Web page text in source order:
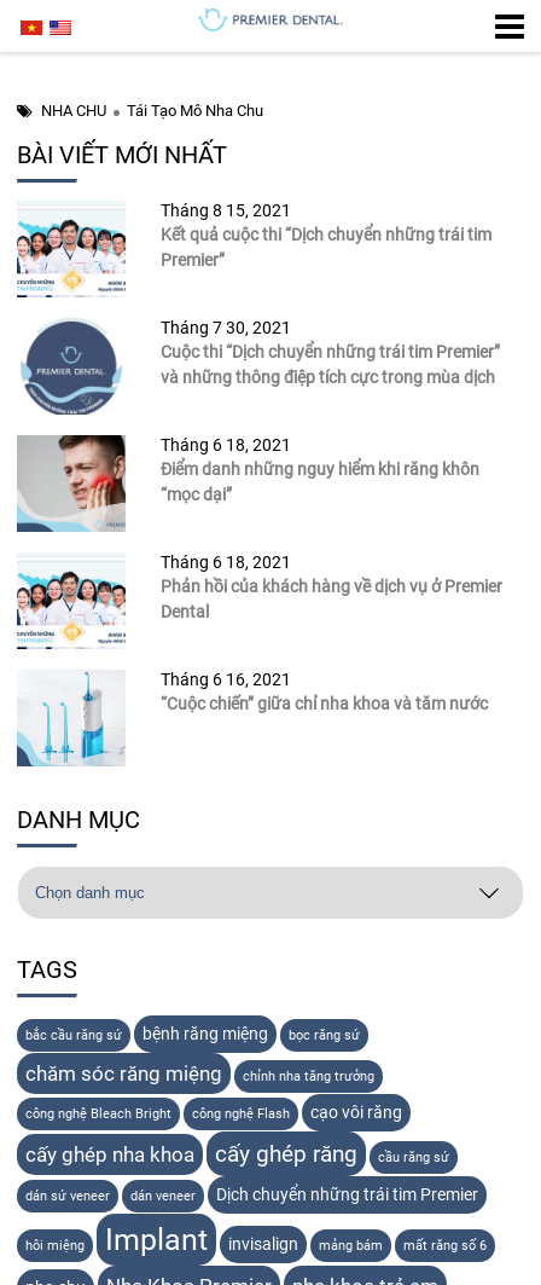
NHA CHU Tái Tạo Mô Nha Chu
BÀI VIẾT MỚI NHẤT
Tháng 8 15, 2021
Kết quả cuộc thi “Dịch chuyển những trái tim
Premier”
Tháng 7 30, 2021
Cuộc thi “Dịch chuyển những trái tim Premier”
và những thông điệp tích cực trong mùa dịch
Tháng 6 18, 2021
Điểm danh những nguy hiểm khi răng khôn
“mọc dại”
Tháng 6 18, 2021
Phản hồi của khách hàng về dịch vụ ở Premier
Dental
Tháng 6 16, 2021
“Cuộc chiến” giữa chỉ nha khoa và tăm nước
DANH MỤC
TAGS
bắc cầu răng sứ bệnh răng miệng bọc răng sứ
chăm sóc răng miệng chỉnh nha tăng trưởng
công nghệ Bleach Bright công nghệ Flash cạo vôi răng
cấy ghép nha khoa cấy ghép răng cầu răng sứ
dán sứ veneer dán veneer Dịch chuyển những trái tim Premier
hôi miệng Implant invisalign mảng bám mất răng số 6